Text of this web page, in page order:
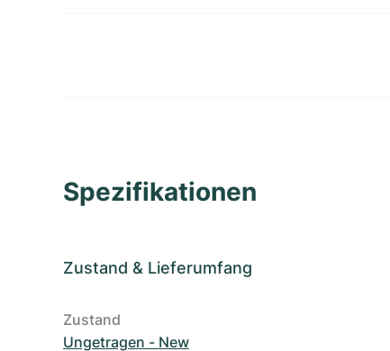
Spezifikationen
Zustand & Lieferumfang
Zustand
Ungetragen - New